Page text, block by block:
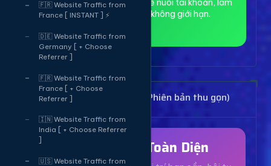
🇫🇷 Website Traffic from
France [ INSTANT ] ⚡
🇩🇪 Website Traffic from
Germany [ + Choose
Referrer ]
🇫🇷 Website Traffic from
France [ + Choose
Referrer ]
🇮🇳 Website Traffic from
India [ + Choose Referrer
🇺🇸 Website Traffic from
toàn và ẩn danh, phù hợp để nuôi tài khoản, làm
MMO và truy cập web không giới hạn.
Bảng Dịch Vụ Mạng Xã Hội (Phiên bản thu gọn)
Hệ Sinh Thái Toàn Diện